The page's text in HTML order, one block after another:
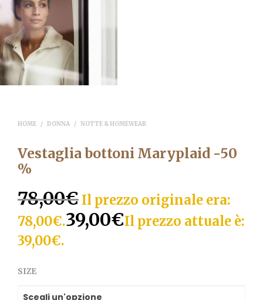
HOME / DONNA / NOTTE & HOMEWEAR
Vestaglia bottoni Maryplaid -50
%
78,00€ Il prezzo originale era:
78,00€.39,00€Il prezzo attuale è:
39,00€.
SIZE